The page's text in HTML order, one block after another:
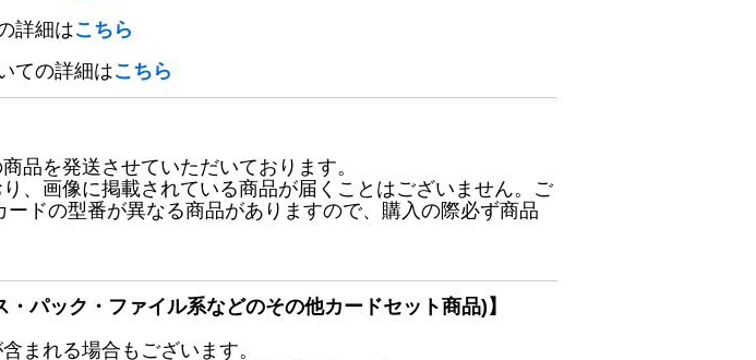
詳細はこちら
ての詳細はこちら
品を発送させていただいております。
、画像に掲載されている商品が届くことはございません。ご
ドの型番が異なる商品がありますので、購入の際必ず商品
・パック・ファイル系などのその他カードセット商品)】
まれる場合もございます。